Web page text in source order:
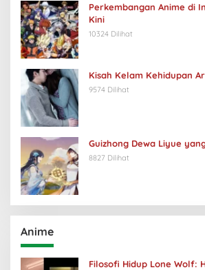
Perkembangan Anime di
Kini
10324 Dilihat
Kisah Kelam Kehidupan
9574 Dilihat
Guizhong Dewa Liyue
8827 Dilihat
Anime
Filosofi Hidup Lone Wolf: